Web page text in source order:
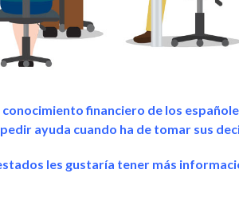
financiero de los
ayuda cuando ha de tomar sus
les gustaría tener más